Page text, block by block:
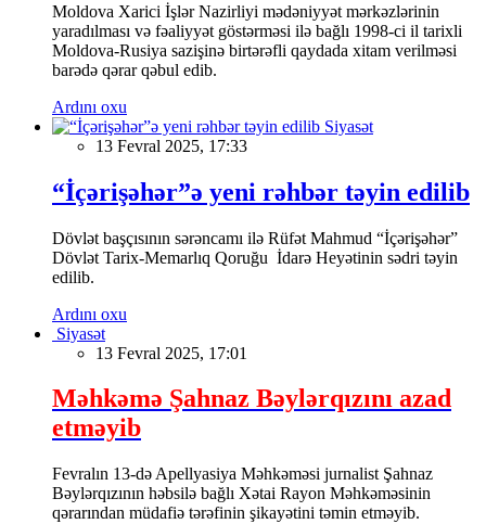
Moldova Xarici İşlər Nazirliyi mədəniyyət mərkəzlərinin
yaradılması və fəaliyyət göstərməsi ilə bağlı 1998-ci il tarixli
Moldova-Rusiya sazişinə birtərəfli qaydada xitam verilməsi
barədə qərar qəbul edib.
Ardını oxu
Siyasət
13 Fevral 2025, 17:33
“İçərişəhər”ə yeni rəhbər təyin edilib
Dövlət başçısının sərəncamı ilə Rüfət Mahmud “İçərişəhər”
Dövlət Tarix-Memarlıq Qoruğu İdarə Heyətinin sədri təyin
edilib.
Ardını oxu
Siyasət
13 Fevral 2025, 17:01
Məhkəmə Şahnaz Bəylərqızını azad
etməyib
Fevralın 13-də Apellyasiya Məhkəməsi jurnalist Şahnaz
Bəylərqızının həbsilə bağlı Xətai Rayon Məhkəməsinin
qərarından müdafiə tərəfinin şikayətini təmin etməyib.